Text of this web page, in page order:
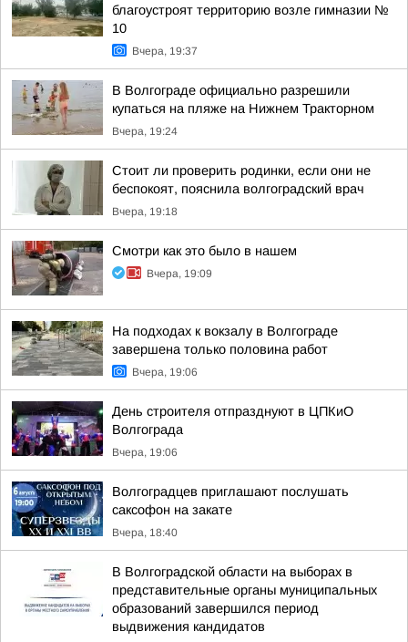
благоустроят территорию возле гимназии №
10
Вчера, 19:37
В Волгограде официально разрешили
купаться на пляже на Нижнем Тракторном
Вчера, 19:24
Стоит ли проверить родинки, если они не
беспокоят, пояснила волгоградский врач
Вчера, 19:18
Смотри как это было в нашем
Вчера, 19:09
На подходах к вокзалу в Волгограде
завершена только половина работ
Вчера, 19:06
День строителя отпразднуют в ЦПКиО
Волгограда
Вчера, 19:06
Волгоградцев приглашают послушать
саксофон на закате
Вчера, 18:40
В Волгоградской области на выборах в
представительные органы муниципальных
образований завершился период
выдвижения кандидатов